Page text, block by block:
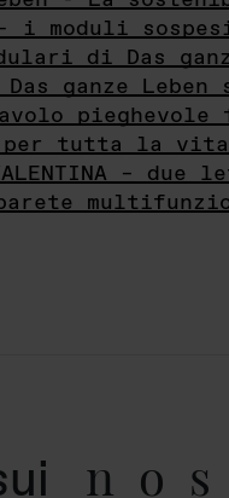
i moduli
di Das
ganze Leben
per tutta la vita
–
parete